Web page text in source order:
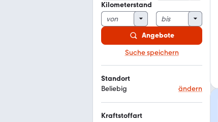
Kilometerstand
Angebote
Suche speichern
Standort
Beliebig
ändern
Kraftstoffart